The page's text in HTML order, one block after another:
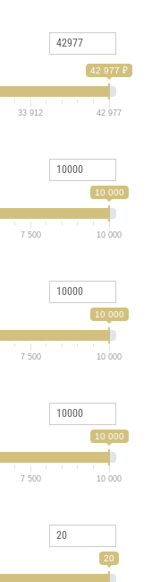
42 977 ₽
33 912 42 977
10 000
7 500 10 000
10 000
7 500 10 000
10 000
7 500 10 000
20